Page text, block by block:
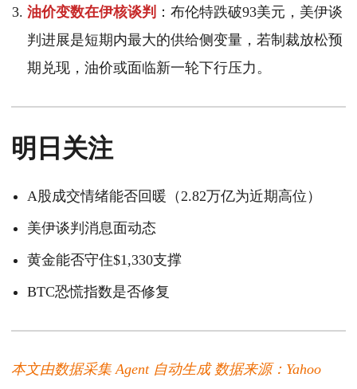
油价变数在伊核谈判 ：布伦特跌破93美元，美伊谈
判进展是短期内最大的供给侧变量，若制裁放松预
期兑现，油价或面临新一轮下行压力。
明日关注
A股成交情绪能否回暖（2.82万亿为近期高位）
美伊谈判消息面动态
黄金能否守住$1,330支撑
BTC恐慌指数是否修复
本文由数据采集 Agent 自动生成 数据来源：Yahoo